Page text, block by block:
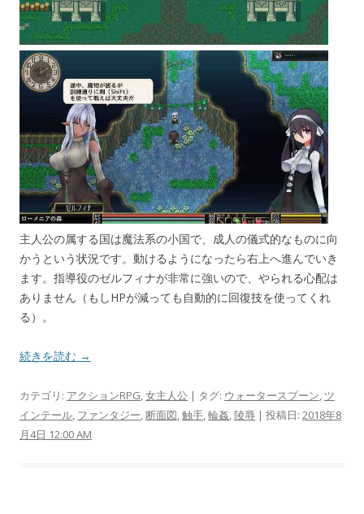
主人公の属する国は魔法系の小国で、成人の儀式的なものに向
かうという状況です。動けるようになったら右上へ進んでいき
ます。指導役のゼルフィナが非常に強いので、やられる心配は
ありません（もしHPが減っても自動的に回復技を使ってくれ
る）。
続きを読む →
カテゴリ: アクションRPG,女主人公 | タグ: ウォータースプーン, ツ
インテール, ファンタジー,断面図,触手,輪姦,陵辱 | 投稿日: 2018年8
月4日 12:00 AM